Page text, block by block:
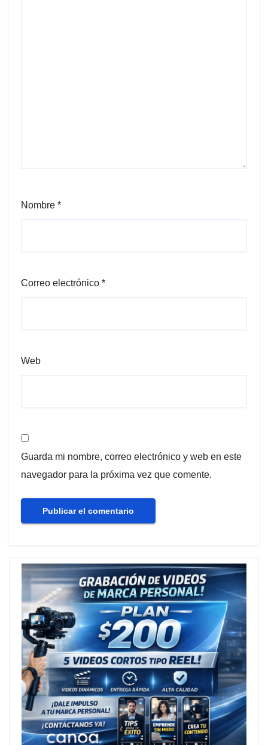
Nombre *
Correo electrónico *
Web
Guarda mi nombre, correo electrónico y web en este
navegador para la próxima vez que comente.